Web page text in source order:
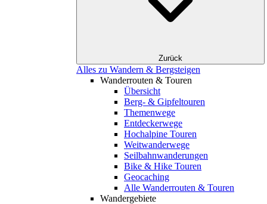
Zurück
Alles zu Wandern & Bergsteigen
Wanderrouten & Touren
Übersicht
Berg- & Gipfeltouren
Themenwege
Entdeckerwege
Hochalpine Touren
Weitwanderwege
Seilbahnwanderungen
Bike & Hike Touren
Geocaching
Alle Wanderrouten & Touren
Wandergebiete